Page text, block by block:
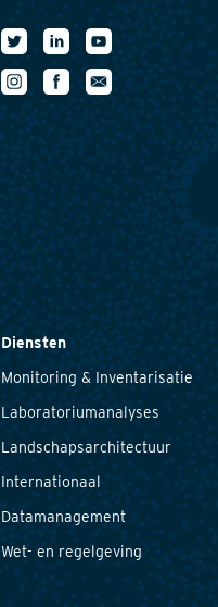
Diensten
Monitoring & Inventarisatie
Laboratoriumanalyses
Landschapsarchitectuur
Internationaal
Datamanagement
Wet- en regelgeving